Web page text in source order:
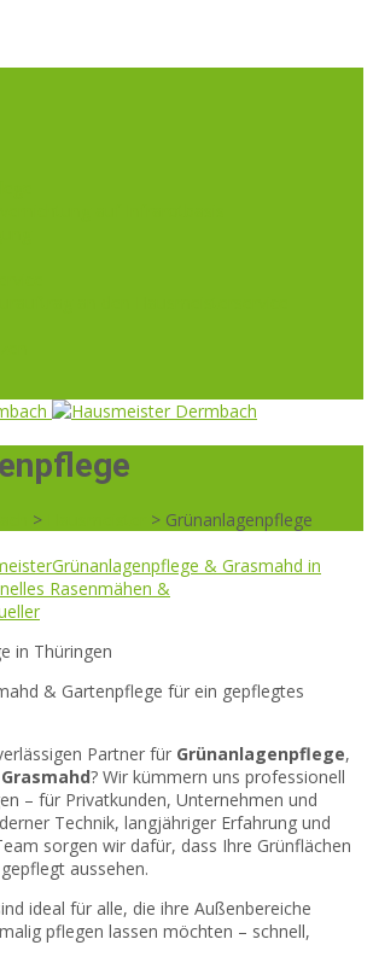
> > Grünanlagenpflege
Grünanlagenpflege & Grasmahd in
Rasenmähen &
in Thüringen
& Gartenpflege für ein gepflegtes
Partner für Grünanlagenpflege,
Grasmahd? Wir kümmern uns professionell
– für Privatkunden, Unternehmen und
Technik, langjähriger Erfahrung und
sorgen wir dafür, dass Ihre Grünflächen
aussehen.
ideal für alle, die ihre Außenbereiche
pflegen lassen möchten – schnell,